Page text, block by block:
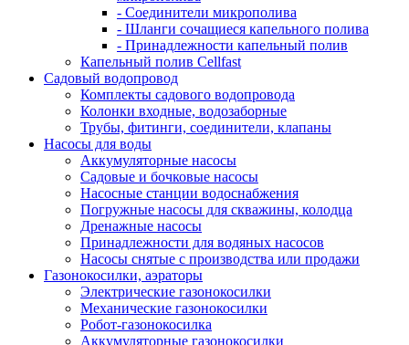
- Соединители микрополива
- Шланги сочащиеся капельного полива
- Принадлежности капельный полив
Капельный полив Cellfast
Садовый водопровод
Комплекты садового водопровода
Колонки входные, водозаборные
Трубы, фитинги, соединители, клапаны
Насосы для воды
Аккумуляторные насосы
Садовые и бочковые насосы
Насосные станции водоснабжения
Погружные насосы для скважины, колодца
Дренажные насосы
Принадлежности для водяных насосов
Насосы снятые с производства или продажи
Газонокосилки, аэраторы
Электрические газонокосилки
Механические газонокосилки
Робот-газонокосилка
Аккумуляторные газонокосилки